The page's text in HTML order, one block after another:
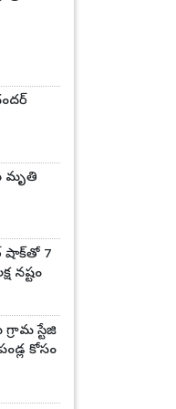
మృతి
షాక్‌తో 7
నష్టం
స్టేజి
కోసం